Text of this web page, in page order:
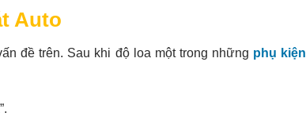
Auto
đề trên. Sau khi độ loa một trong những phụ kiện